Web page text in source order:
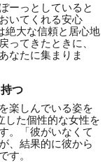
ーっとしていると
いてくれる安心
絶大な信頼と居心地
ってきたときに、
なたに集まりま
つ
楽しんでいる姿を
した個性的な女性を
。「彼がいなくて
、結果的に彼から
す。